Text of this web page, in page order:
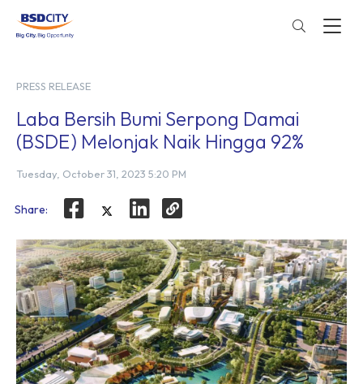
PRESS RELEASE
Laba Bersih Bumi Serpong Damai
(BSDE) Melonjak Naik Hingga 92%
Tuesday, October 31, 2023 5:20 PM
Share: